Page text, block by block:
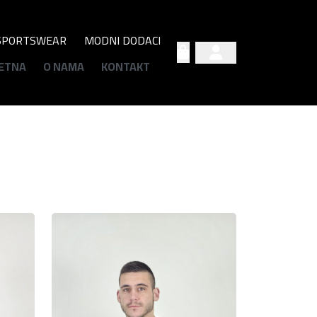
MODNI DODACI
O NAMA KONTAKT